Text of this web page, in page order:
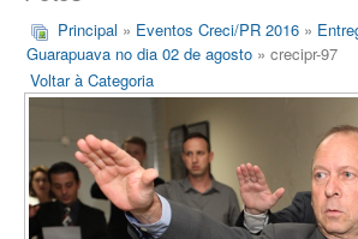
Principal » Eventos Creci/PR 2016 »
Guarapuava no dia 02 de agosto » crecipr-97
Voltar à Categoria